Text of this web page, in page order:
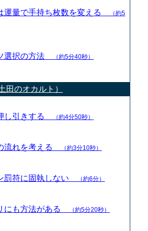
運量で手持ち枚数を変える
（約5
選択の方法 （約5分40秒）
田のオカルト）
し引きする （約4分50秒）
流れを考える （約3分10秒）
罰符に固執しない （約6分）
にも方法がある （約5分20秒）